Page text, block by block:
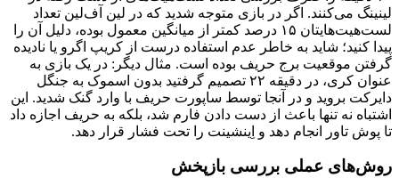
لینینگ می‌کنند. اگر در بازی متوجه شدید که در لین آف‌لین تعداد
لست‌هیت‌هایتان ۱۵ درصد کمتر از میانگین معمول بوده، دلیل آن را
پیدا کنید؛ شاید به خاطر عدم استفاده درست از کریپ اگرو یا نادیده
گرفتن موقعیت برج حریف بوده است. مثال دیگر: در یک بازی به
عنوان کری، در دقیقه ۲۲ تصمیم گرفتید بدون اسموک به جنگل
دایرکت بروید و در آنجا توسط ساپورت حریف با وارد گنک شدید. این
اشتباه نه تنها باعث از دست دادن فارم شد، بلکه به حریف اجازه داد
تا پوش تاور انجام دهد و اِینشینت را تحت فشار قرار دهد.
روش‌های عملی بررسی بازپخش